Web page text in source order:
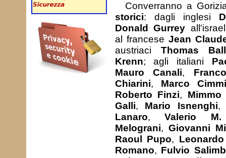
Converranno a
storici: dagli inglesi
Donald Gurrey
al francese Jean
austriaci Thomas
Krenn; agli italiani
Mauro Canali,
Chiarini, Marco
Roberto Finzi, Mimmo
Galli, Mario Isnenghi
Lanaro, Valerio M.
Melograni, Giovanni
Raoul Pupo,
Romano, Fulvio